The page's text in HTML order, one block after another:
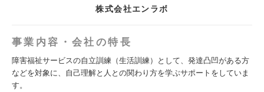
株式会社エンラボ
事業内容・会社の特長
障害福祉サービスの自立訓練（生活訓練）として、発達凸凹がある方
などを対象に、自己理解と人との関わり方を学ぶサポートをしていま
す。